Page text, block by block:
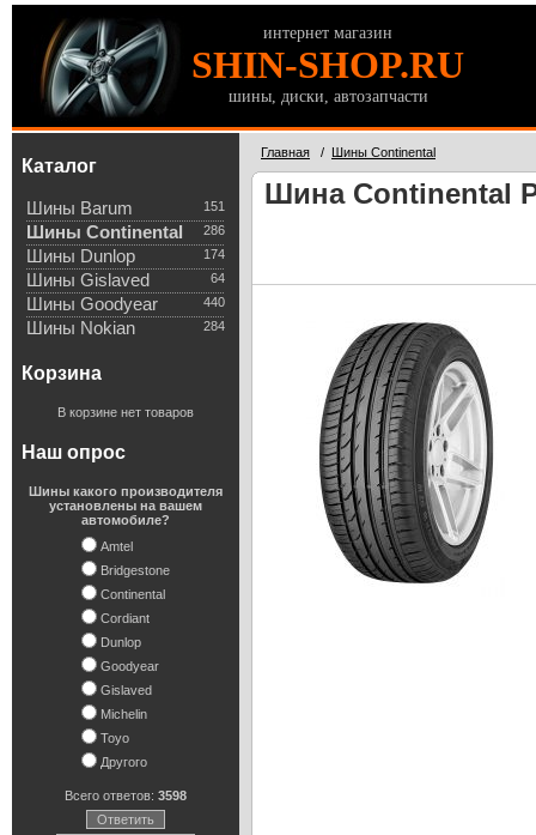
интернет магазин
SHIN-SHOP.RU
шины, диски, автозапчасти
Каталог
151
Шины Barum
286
Шины Continental
174
Шины Dunlop
64
Шины Gislaved
440
Шины Goodyear
284
Шины Nokian
Корзина
В корзине нет товаров
Наш опрос
Шины какого производителя
установлены на вашем
автомобиле?
Amtel
Bridgestone
Continental
Cordiant
Dunlop
Goodyear
Gislaved
Michelin
Toyo
Другого
Всего ответов: 3598
Ответить
Главная / Шины Continental
Шина Continental